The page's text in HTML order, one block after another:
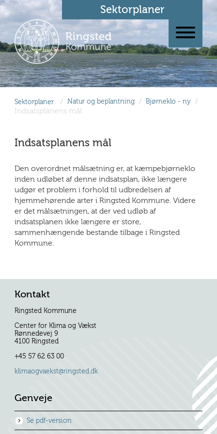
Sektorplaner
Sektorplaner / Natur og beplantning / Bjørneklo - ny /
Indsatsplanens mål
Indsatsplanens mål
Den overordnet målsætning er, at kæmpebjørneklo
inden udløbet af denne indsatsplan, ikke længere
udgør et problem i forhold til udbredelsen af
hjemmehørende arter i Ringsted Kommune. Videre
er det målsætningen, at der ved udløb af
indsatsplanen ikke længere er store,
sammenhængende bestande tilbage i Ringsted
Kommune.
Kontakt
Ringsted Kommune
Center for Klima og Vækst
Rønnedevej 9
4100 Ringsted
+45 57 62 63 00
klimaogvaekst@ringsted.dk
Genveje
Se pdf-version